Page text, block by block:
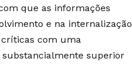
que as informações
e na internalização
com uma
superior